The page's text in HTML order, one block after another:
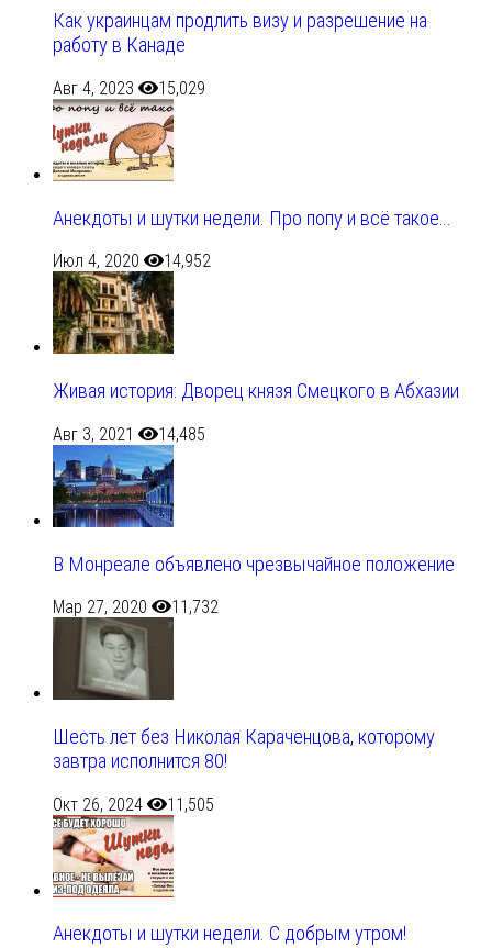
Как украинцам продлить визу и разрешение на
работу в Канаде
Авг 4, 2023 15,029
Анекдоты и шутки недели. Про попу и всё такое…
Июл 4, 2020 14,952
Живая история: Дворец князя Смецкого в Абхазии
Авг 3, 2021 14,485
В Монреале объявлено чрезвычайное положение
Мар 27, 2020 11,732
Шесть лет без Николая Караченцова, которому
завтра исполнится 80!
Окт 26, 2024 11,505
Анекдоты и шутки недели. С добрым утром!